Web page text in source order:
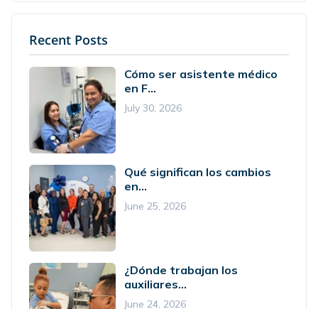
Recent Posts
Cómo ser asistente médico
en F...
July 30, 2026
Qué significan los cambios
en...
June 25, 2026
¿Dónde trabajan los
auxiliares...
June 24, 2026